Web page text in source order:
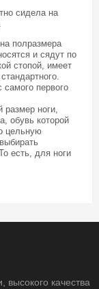
сидела на
полразмера
и сядут по
стопой, имеет
самого первого
ноги,
обувь которой
цельную
есть, для ноги
высокого качества